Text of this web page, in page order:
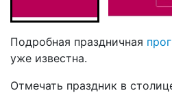
Подробная праздничная
уже известна.
Отмечать праздник в